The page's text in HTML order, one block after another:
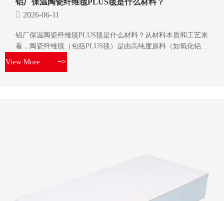
铝厂保温陶瓷纤维毯PLUS毯是什么材料？
2026-06-11
铝厂保温陶瓷纤维毯PLUS毯是什么材料？从材料本质和工艺来
看，陶瓷纤维毯（包括PLUS毯）是由高纯度原料（如氧化铝、
View More >